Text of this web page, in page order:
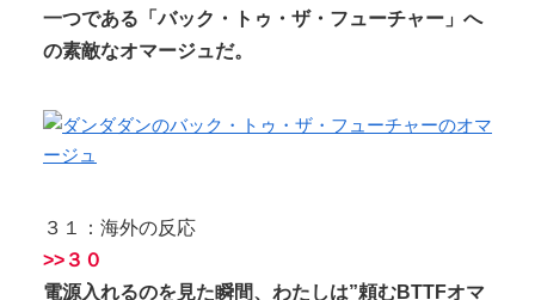
一つである「バック・トゥ・ザ・フューチャー」へ
の素敵なオマージュだ。
３１：海外の反応
>>３０
電源入れるのを見た瞬間、わたしは”頼むBTTFオマ